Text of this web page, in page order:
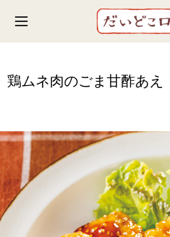
Toggle navigation
鶏ムネ肉のごま甘酢あえ